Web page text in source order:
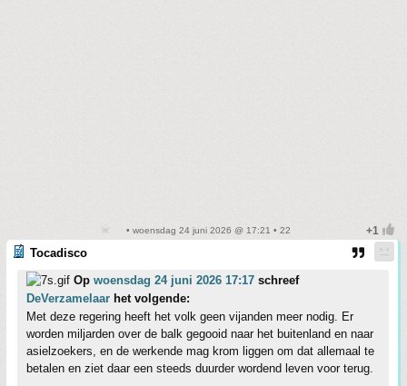
• woensdag 24 juni 2026 @ 17:21 • 22
Tocadisco
Op woensdag 24 juni 2026 17:17 schreef
DeVerzamelaar het volgende:
Met deze regering heeft het volk geen vijanden meer nodig. Er
worden miljarden over de balk gegooid naar het buitenland en naar
asielzoekers, en de werkende mag krom liggen om dat allemaal te
betalen en ziet daar een steeds duurder wordend leven voor terug.